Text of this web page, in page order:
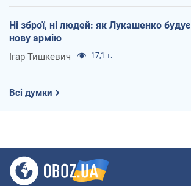
Ні зброї, ні людей: як Лукашенко будує
нову армію
Ігар Тишкевич 17,1 т.
Всі думки